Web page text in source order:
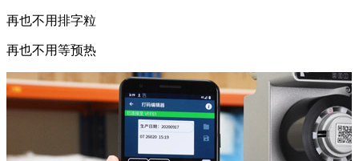
再也不用排字粒
再也不用等预热